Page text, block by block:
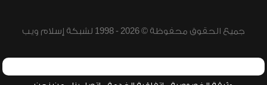
جميع الحقوق محفوظة © 2026 - 1998 لشبكة إسلام ويب